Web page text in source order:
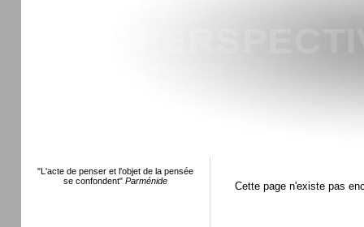
"L'acte de penser et l'objet de la pensée
se confondent" Parménide Cette page n'existe pas